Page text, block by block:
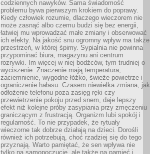
codziennych nawyków. Sama świadomość
problemu bywa pierwszym krokiem do poprawy.
Kiedy człowiek rozumie, dlaczego wieczorem nie
może zasnąć albo czemu budzi się bez energii,
łatwiej mu wprowadzać małe zmiany i obserwować
ich efekty. Na jakość snu ogromny wpływ ma także
przestrzeń, w której śpimy. Sypialnia nie powinna
przypominać biura, magazynu ani centrum
rozrywki. Im więcej w niej bodźców, tym trudniej o
wyciszenie. Znaczenie mają temperatura,
zaciemnienie, wygodne łóżko, świeże powietrze i
ograniczenie hałasu. Czasem niewielka zmiana, jak
odłożenie telefonu poza zasięg ręki czy
przewietrzenie pokoju przed snem, daje lepszy
efekt niż kolejne próby zasypiania przy zmęczeniu
graniczącym z frustracją. Organizm lubi spokój i
regularność. To nie przypadek, że rytuały
wieczorne tak dobrze działają na dzieci. Dorośli
również ich potrzebują, choć rzadziej się do tego
przyznają. Warto pamiętać, że sen wpływa nie
tylko na samopoczucie, ale także na pamięć i